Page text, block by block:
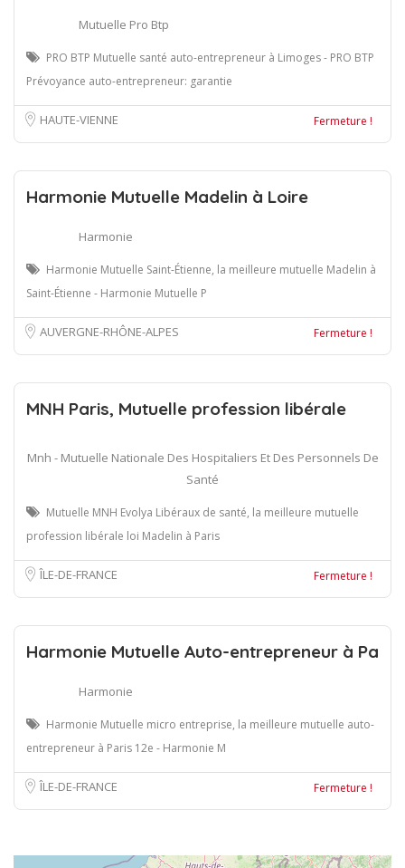
Mutuelle Pro Btp
PRO BTP Mutuelle santé auto-entrepreneur à Limoges - PRO BTP
Prévoyance auto-entrepreneur: garantie
HAUTE-VIENNE Fermeture !
Harmonie Mutuelle Madelin à Loire
Harmonie
Harmonie Mutuelle Saint-Étienne, la meilleure mutuelle Madelin à
Saint-Étienne - Harmonie Mutuelle P
AUVERGNE-RHÔNE-ALPES Fermeture !
MNH Paris, Mutuelle profession libérale
Mnh - Mutuelle Nationale Des Hospitaliers Et Des Personnels De
Santé
Mutuelle MNH Evolya Libéraux de santé, la meilleure mutuelle
profession libérale loi Madelin à Paris
ÎLE-DE-FRANCE Fermeture !
Harmonie Mutuelle Auto-entrepreneur à Pa
Harmonie
Harmonie Mutuelle micro entreprise, la meilleure mutuelle auto-
entrepreneur à Paris 12e - Harmonie M
ÎLE-DE-FRANCE Fermeture !